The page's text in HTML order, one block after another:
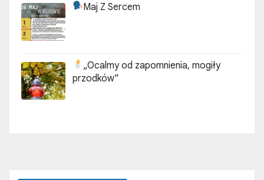
Maj Z Sercem
„Ocalmy od zapomnienia, mogiły
przodków”